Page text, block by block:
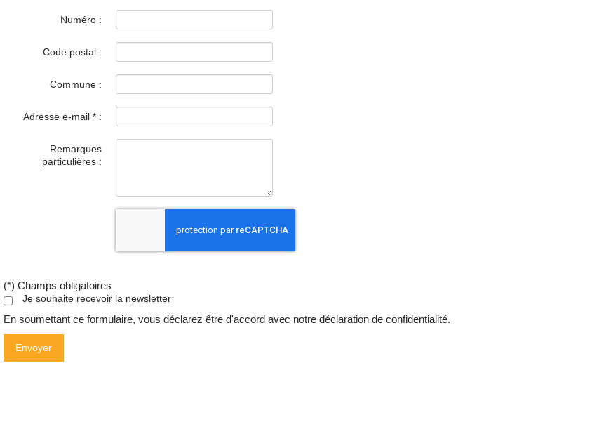
Numéro :
Code postal :
Commune :
Adresse e-mail * :
Remarques
particulières :
(*) Champs obligatoires
Je souhaite recevoir la newsletter
En soumettant ce formulaire, vous déclarez être d'accord avec notre déclaration de confidentialité.
Envoyer